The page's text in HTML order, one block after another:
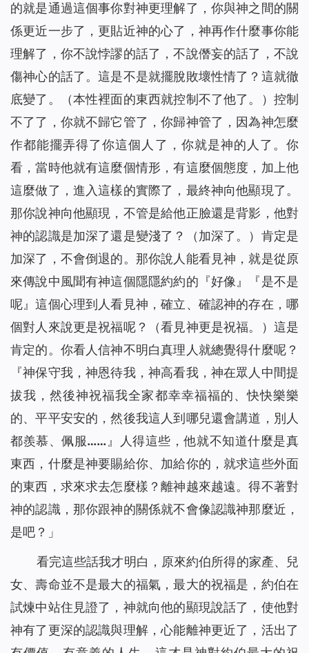
的就是通過這個事你對神更理解了，你與神之間的關
係更近一步了，更貼近神的心了，神再作什麼事你能
理解了，你不說悖謬的話了，不說僭妄的話了，不說
傷神心的話了。這是不是就擺脫敗壞性情了？這就徹
底變了。（本性裡面的東西就控制不了他了。）控制
不了了，你就不歸它管了，你歸神管了，因為神怎麼
作都能擺弄得了你這個人了，你就是神的人了。你
看，當時他就有這麼個情形，有這麼個態度，加上他
這麼做了，進入這樣的實際了，最終神向他顯現了。
那你說神向他顯現，不管是給他正臉還是背影，他對
神的認識是加深了還是變淺了？（加深了。）肯定是
加深了，不會倒退的。那你說人能看見神，就是從原
來傳說中風聞有神這個隱隱約約的『好像』『是不是
呢』這個心理到人看見神，確立、確認神的存在，哪
個對人來說更是祝福呢？（看見神更是祝福。）這是
肯定的。你看人信神不明白真理人就總覺得什麼呢？
『神保守我，神恩待我，神高看我，神在眾人中間提
拔我，然後神祝福我全家都幸幸福福的、快快樂樂
的、平平安安的，然後我這人到哪兒還會講道，別人
都羨慕、佩服……』人得這些，他就不知道什麼是真
東西，什麼是神要賜給你、加給你的，就求這些外面
的東西，求來求去怎麼樣？離神越來越遠。得不著對
神的認識，那你跟神的關係就不會像認識神那麼近，
是吧？」
看完這些話我才明白，原來約伯所得的家產、兒
女、壽命並不是最大的福氣，最大的祝福是，約伯在
試煉中站住見證了，神就向他的顯現說話了，使他對
神有了更深的認識與理解，心能離神更近了，活出了